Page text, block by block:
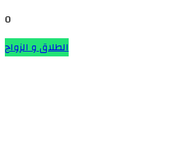
0
الطلاق و الزواج